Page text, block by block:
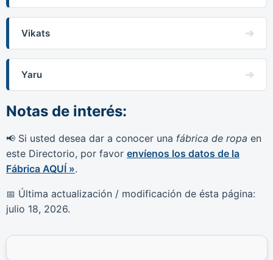
Vikats
Yaru
Notas de interés:
📢 Si usted desea dar a conocer una fábrica de ropa en
este Directorio, por favor envíenos los datos de la
Fábrica AQUÍ ».
📅 Última actualización / modificación de ésta página:
julio 18, 2026.